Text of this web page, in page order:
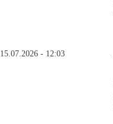
15.07.2026 - 12:03